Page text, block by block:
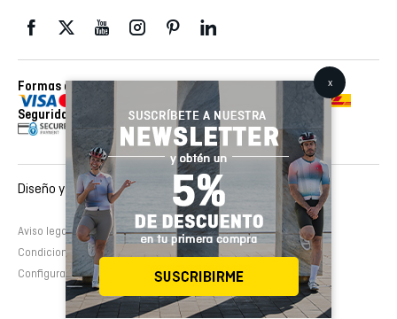
Formas de pago
Envios realizados con
Seguridad
Aviso legal Política de cookies
Política de privacidad
Condiciones de contratación
Configurar cookies
Diseño y desarrollo web : EMFASI